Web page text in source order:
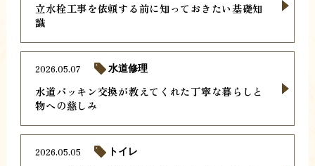
立水栓工事を依頼する前に知っておきたい基礎知
識
水道パッキン交換が教えてくれた丁寧な暮らしと
物への慈しみ
2026.05.07 水道修理
2026.05.05 トイレ